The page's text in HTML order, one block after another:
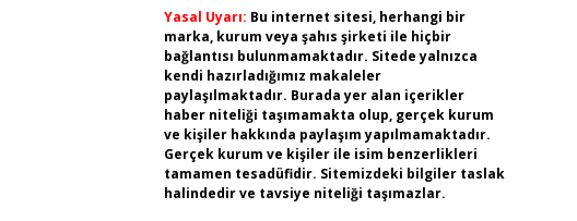
Yasal Uyarı: Bu internet sitesi, herhangi bir
marka, kurum veya şahıs şirketi ile hiçbir
bağlantısı bulunmamaktadır. Sitede yalnızca
kendi hazırladığımız makaleler
paylaşılmaktadır. Burada yer alan içerikler
haber niteliği taşımamakta olup, gerçek kurum
ve kişiler hakkında paylaşım yapılmamaktadır.
Gerçek kurum ve kişiler ile isim benzerlikleri
tamamen tesadüfidir. Sitemizdeki bilgiler taslak
halindedir ve tavsiye niteliği taşımazlar.